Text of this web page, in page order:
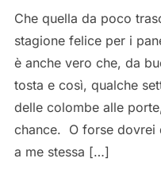
Che quella da poco
stagione felice per i
è anche vero che, da
tosta e così, qualche
delle colombe alle
chance. O forse dovrei
a me stessa […]